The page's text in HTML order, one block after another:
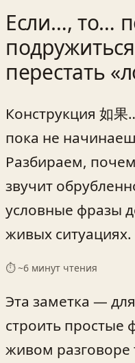
Если…, то…
перестать
Конструкция 如
пока не
Разбираем,
звучит
условные фразы
живых ситуациях.
⏱ ~6 минут чтения
Эта заметка —
строить простые
живом разговоре